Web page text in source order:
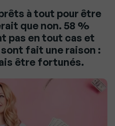
à tout pour être
que non. 58 %
pas en tout cas et
fait une raison :
être fortunés.